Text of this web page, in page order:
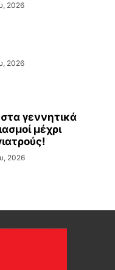
2026
2026
γεννητικά
μέχρι
2026